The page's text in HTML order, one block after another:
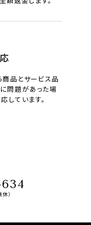
品とサービス品
問題があった場
しています。
）